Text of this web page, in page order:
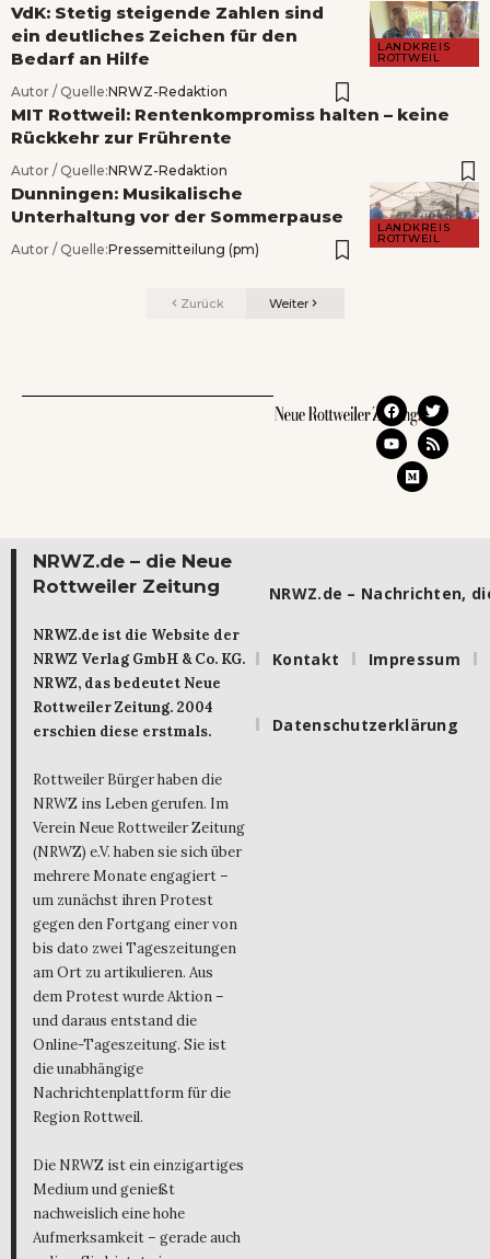
LANDKREIS
ROTTWEIL
VdK: Stetig steigende Zahlen sind
ein deutliches Zeichen für den
Bedarf an Hilfe
Autor / Quelle:NRWZ-Redaktion
MIT Rottweil: Rentenkompromiss halten – keine
Rückkehr zur Frührente
Autor / Quelle:NRWZ-Redaktion
LANDKREIS
ROTTWEIL
Dunningen: Musikalische
Unterhaltung vor der Sommerpause
Autor / Quelle:Pressemitteilung (pm)
Zurück Weiter
NRWZ.de – die Neue
Rottweiler Zeitung
NRWZ.de ist die Website der
NRWZ Verlag GmbH & Co. KG.
NRWZ, das bedeutet Neue
Rottweiler Zeitung. 2004
erschien diese erstmals.
Rottweiler Bürger haben die
NRWZ ins Leben gerufen. Im
Verein Neue Rottweiler Zeitung
(NRWZ) e.V. haben sie sich über
mehrere Monate engagiert –
um zunächst ihren Protest
gegen den Fortgang einer von
bis dato zwei Tageszeitungen
am Ort zu artikulieren. Aus
dem Protest wurde Aktion –
und daraus entstand die
Online-Tageszeitung. Sie ist
die unabhängige
Nachrichtenplattform für die
Region Rottweil.
Die NRWZ ist ein einzigartiges
Medium und genießt
nachweislich eine hohe
Aufmerksamkeit – gerade auch
NRWZ.de – Nachrichten,
Kontakt Impressum
Datenschutzerklärung